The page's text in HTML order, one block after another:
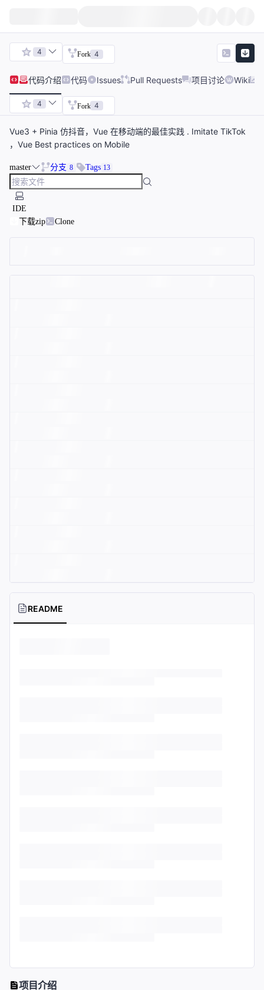
4 Fork 4
代码介绍 代码 Issues Pull Requests 项目讨论 Wiki
4 Fork 4
Vue3 + Pinia 仿抖音，Vue 在移动端的最佳实践 . Imitate TikTok
，Vue Best practices on Mobile
master 分支 8 Tags 13
IDE
下载zip
Clone
README
项目介绍